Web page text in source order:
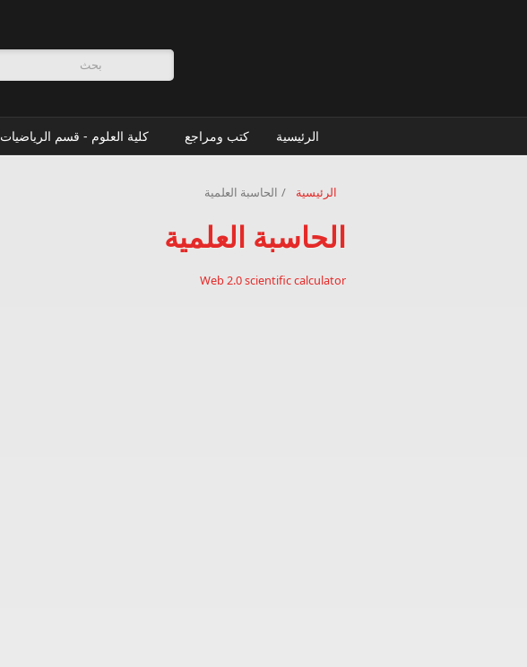
استمارة البحث
الرئيسية كتب ومراجع كلية العلوم - قسم الرياضيات
الرئيسية / الحاسبة العلمية
الحاسبة العلمية
Web 2.0 scientific calculator